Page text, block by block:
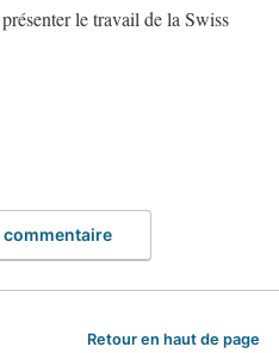
le travail de la Swiss
commentaire
Retour en haut de page